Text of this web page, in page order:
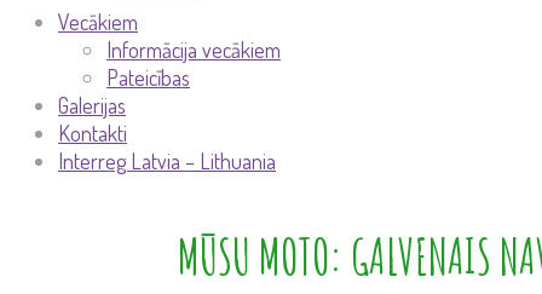
Vecākiem
Informācija vecākiem
Pateicības
Galerijas
Kontakti
Interreg Latvia – Lithuania
MŪSU MOTO: GALVENAIS